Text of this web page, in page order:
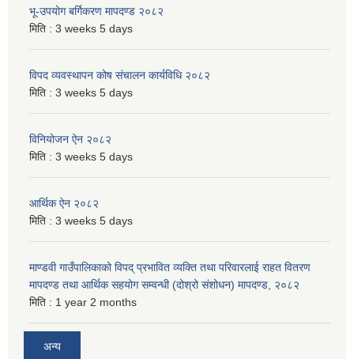
भू-उपयोग बर्गिकरण मापदण्ड २०८२
मिति : 3 weeks 5 days
विपद व्यवस्थापन कोष संचालन कार्यविधि २०८२
मिति : 3 weeks 5 days
विनियोजन ऐन २०८२
मिति : 3 weeks 5 days
आर्थिक ऐन २०८२
मिति : 3 weeks 5 days
माण्डवी गाउँपालिकाको विपद् प्रभावित व्यक्ति तथा परिवारलाई राहत वितरण
मापदण्ड तथा आर्थिक सहयोग सम्वन्धी (दोश्रो संशोधन) मापदण्ड, २०८२
मिति : 1 year 2 months
अन्य